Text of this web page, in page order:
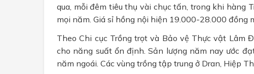
qua, mỗi đêm tiêu thụ vài chục tấn, trong khi hàng
mọi năm. Giá sỉ hồng nội hiện 19.000-28.000 đồng
Theo Chi cục Trồng trọt và Bảo vệ Thực vật Lâm
cho năng suất ổn định. Sản lượng năm nay ước
năm ngoái. Các vùng trồng tập trung ở Dran, Hiệp